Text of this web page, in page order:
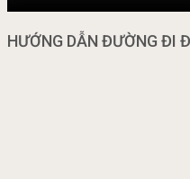
HƯỚNG DẪN ĐƯỜNG ĐI